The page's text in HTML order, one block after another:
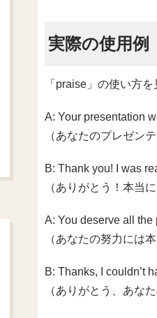
実際の使用例
「praise」の使い方
A: Your presentation
（あなたのプレゼン
B: Thank you! I was
（ありがとう！本当
A: You deserve all the
（あなたの努力には
B: Thanks, I couldn’t
（ありがとう、あな